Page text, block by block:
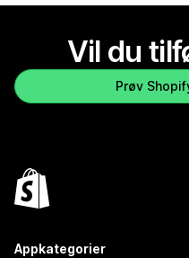
Vil du
Prøv
Appkategorier